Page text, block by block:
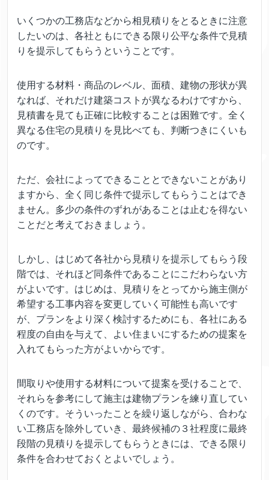
いくつかの工務店などから相見積りをとるときに注意
したいのは、各社ともにできる限り公平な条件で見積
りを提示してもらうということです。
使用する材料・商品のレベル、面積、建物の形状が異
なれば、それだけ建築コストが異なるわけですから、
見積書を見ても正確に比較することは困難です。全く
異なる住宅の見積りを見比べても、判断つきにくいも
のです。
ただ、会社によってできることとできないことがあり
ますから、全く同じ条件で提示してもらうことはでき
ません。多少の条件のずれがあることは止むを得ない
ことだと考えておきましょう。
しかし、はじめて各社から見積りを提示してもらう段
階では、それほど同条件であることにこだわらない方
がよいです。はじめは、見積りをとってから施主側が
希望する工事内容を変更していく可能性も高いです
が、プランをより深く検討するためにも、各社にある
程度の自由を与えて、よい住まいにするための提案を
入れてもらった方がよいからです。
間取りや使用する材料について提案を受けることで、
それらを参考にして施主は建物プランを練り直してい
くのです。そういったことを繰り返しながら、合わな
い工務店を除外していき、最終候補の３社程度に最終
段階の見積りを提示してもらうときには、できる限り
条件を合わせておくとよいでしょう。